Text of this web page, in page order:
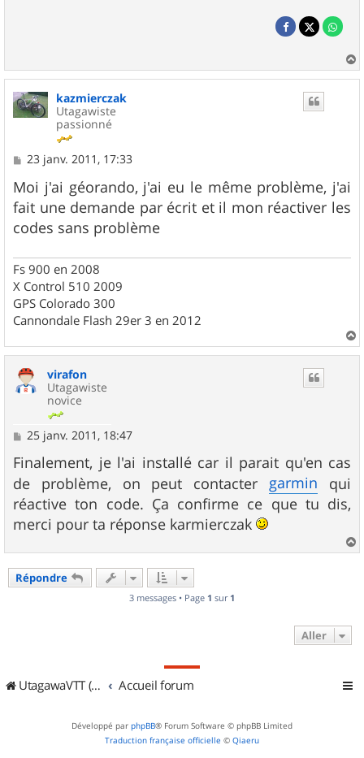
a
kazmierczak
Utagawiste
passionné
M
s
s
a
g
e
23 janv. 2011, 17:33
Moi j'ai géorando, j'ai eu le même problème, j'ai
fait une demande par écrit et il mon réactiver les
codes sans problème
Fs 900 en 2008
X Control 510 2009
GPS Colorado 300
Cannondale Flash 29er 3 en 2012
a
virafon
Utagawiste
novice
M
s
s
a
g
e
25 janv. 2011, 18:47
Finalement, je l'ai installé car il parait qu'en cas
de problème, on peut contactergarmin qui
réactive ton code. Ça confirme ce que tu dis,
merci pour ta réponse karmierczak
a
Répondre
3 messages • Page 1 sur 1
Aller
UtagawaVTT (Randos VTT et VTTAE avec traces GPS) Accueil forum
Développé par phpBB® Forum Software © phpBB Limited
Traduction française officielle © Qiaeru